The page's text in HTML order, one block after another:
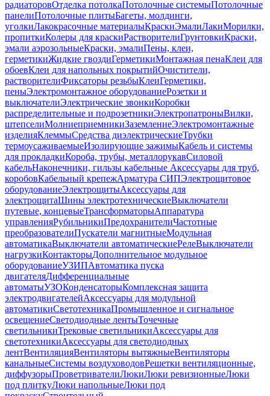
радиаторовОтделка потолкаПотолочные системыПотолочные
панелиПотолочные плитыБагеты, молдинги,
уголкиЛакокрасочные материалыКраскиЭмалиЛакиМорилки,
пропиткиКолеры для краскиРастворителиГрунтовкиКраски,
эмали аэрозольныеКраски, эмалиПены, клеи,
герметикиЖидкие гвоздиГерметикиМонтажная пенаКлеи для
обоевКлеи для напольных покрытийОчистители,
растворителиФиксаторы резьбыКлеиГерметики,
пеныЭлектромонтажное оборудованиеРозетки и
выключателиЭлектрические звонкиКоробки
распределительные и подрозетникиЭлектропатроныВилки,
штепселиМолниеприемникиЗаземлениеЭлектромонтажные
изделияКлеммыСредства диэлектрическиеТрубки
термоусаживаемыеИзолирующие зажимыКабель и системы
для прокладкиКороба, трубы, металлорукавСиловой
кабельНаконечники, гильзы кабельные Аксессуары для труб,
коробовКабельный крепежАрматура СИПЭлектрощитовое
оборудованиеЭлектрощитыАксессуары для
электрощитаШины электротехническиеВыключатели
путевые, концевыеТрансформаторыАппаратура
управленияРубильникиПредохранителиЧастотные
преобразователиПускатели магнитныеМодульная
автоматикаВыключатели автоматическиеРелеВыключатели
нагрузкиКонтакторыДополнительное модульное
оборудованиеУЗИПАвтоматика пуска
двигателяДифференциальные
автоматыУЗОКонденсаторыКомплексная защита
электродвигателейАксессуары для модульной
автоматикиСветотехникаПромышленное и сигнальное
освещениеСветодиодные лентыТочечные
светильникиТрековые светильникиАксессуары для
светотехникиАксессуары для светодиодных
лентВентиляцияВентиляторы вытяжныеВентиляторы
канальныеСистемы воздуховодовРешетки вентиляционные,
диффузорыПроветривателиЛюкиЛюки ревизионныеЛюки
под плиткуЛюки напольныеЛюки под